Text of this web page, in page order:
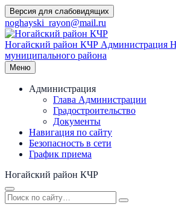
Перейти
к
содержимому
Версия для слабовидящих
noghayski_rayon@mail.ru
Ногайский район КЧР Администрация
муниципального района
Меню
Администрация
Глава Администрации
Градостроительство
Документы
Навигация по сайту
Безопасность в сети
График приема
Ногайский район КЧР